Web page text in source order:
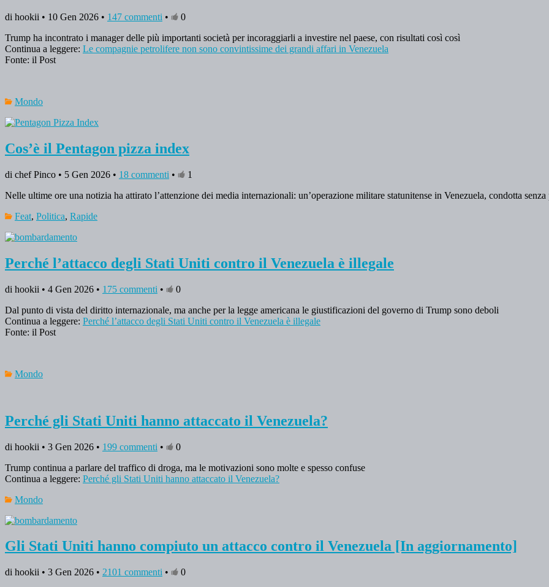
di hookii • 10 Gen 2026 • 147 commenti •
0
Trump ha incontrato i manager delle più importanti società per incoraggiarli a investire nel paese, con risultati così così
Continua a leggere: Le compagnie petrolifere non sono convintissime dei grandi affari in Venezuela
Fonte: il Post
Mondo
Cos’è il Pentagon pizza index
di chef Pinco • 5 Gen 2026 • 18 commenti •
1
Nelle ultime ore una notizia ha attirato l’attenzione dei media internazionali: un’operazione militare statunitense in Venezuela, condotta
Feat, Politica, Rapide
Perché l’attacco degli Stati Uniti contro il Venezuela è illegale
di hookii • 4 Gen 2026 • 175 commenti •
0
Dal punto di vista del diritto internazionale, ma anche per la legge americana le giustificazioni del governo di Trump sono deboli
Continua a leggere: Perché l’attacco degli Stati Uniti contro il Venezuela è illegale
Fonte: il Post
Mondo
Perché gli Stati Uniti hanno attaccato il Venezuela?
di hookii • 3 Gen 2026 • 199 commenti •
0
Trump continua a parlare del traffico di droga, ma le motivazioni sono molte e spesso confuse
Continua a leggere: Perché gli Stati Uniti hanno attaccato il Venezuela?
Mondo
Gli Stati Uniti hanno compiuto un attacco contro il Venezuela [In aggiornamento]
di hookii • 3 Gen 2026 • 2101 commenti •
0